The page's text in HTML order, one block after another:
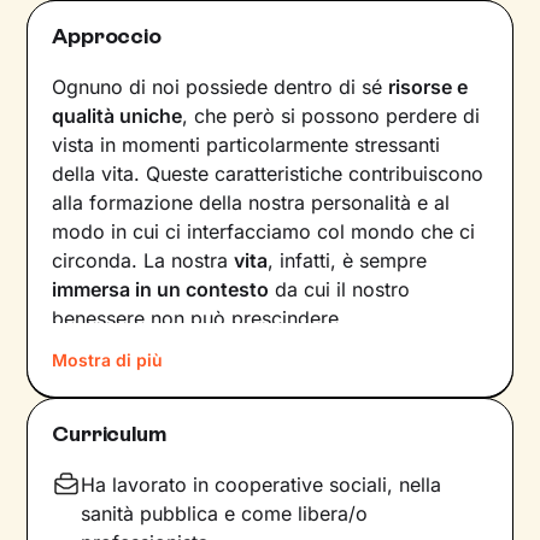
Approccio
Ognuno di noi possiede dentro di sé risorse e
qualità uniche, che però si possono perdere di
vista in momenti particolarmente stressanti
della vita. Queste caratteristiche contribuiscono
alla formazione della nostra personalità e al
modo in cui ci interfacciamo col mondo che ci
circonda. La nostravita, infatti, è sempre
immersa in un contesto da cui il nostro
benessere non può prescindere.
Basta che uno dei fattori in gioco – dalle
emozioni ai pensieri, dalle relazioni alla salute –
vacilli, ed ecco che la nostra serenità ne
interiori che ci caratterizzano diventa allora
fondamentale per affrontare al meglio le
Mostra di più
Curriculum
Ha lavorato in cooperative sociali, nella
sanità pubblica e come libera/o